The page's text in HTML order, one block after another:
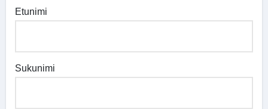
Etunimi
Sukunimi